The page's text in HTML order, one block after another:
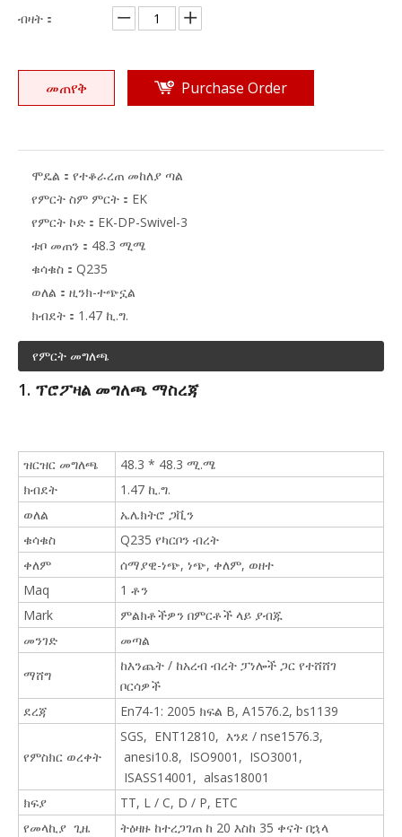
ብዛት：
መጠየቅ Purchase Order
ሞዴል： የተቆራረጠ መከለያ ጣል
የምርት ስም ምርት： EK
የምርት ኮድ： EK-DP-Swivel-3
ቱቦ መጠን： 48.3 ሚሜ
ቁሳቁስ： Q235
ወለል： ዚንክ-ተጭኗል
ክብደት： 1.47 ኪ.ግ.
የምርት መግለጫ
1. ፕሮፖዛል መግለጫ ማስረጃ
ዝርዝር መግለጫ
48.3 * 48.3 ሚ.ሜ
ክብደት
1.47 ኪ.ግ.
ወለል
ኤሌክትሮ ጋቪን
ቁሳቁስ
Q235 የካርቦን ብረት
ቀለም
ሰማያዊ-ነጭ, ነጭ, ቀለም, ወዘተ
Maq
1 ቶን
Mark
ምልክቶችዎን በምርቶች ላይ ያብጁ
መንገድ
መጣል
ማሸግ
ከእንጨት / ከአረብ ብረት ፓነሎች ጋር የተሸሸገ
ቦርሳዎች
ደረጃ
En74-1: 2005 ክፍል B, A1576.2, bs1139
የምስክር ወረቀት
SGS, ENT12810, እንደ / nse1576.3,
anesi10.8, ISO9001, ISO3001,
ISASS14001, alsas18001
ክፍያ
TT, L / C, D / P, ETC
የመላኪያ ጊዜ
ትዕዛዙ ከተረጋገጠ ከ 20 እስከ 35 ቀናት በኋላ